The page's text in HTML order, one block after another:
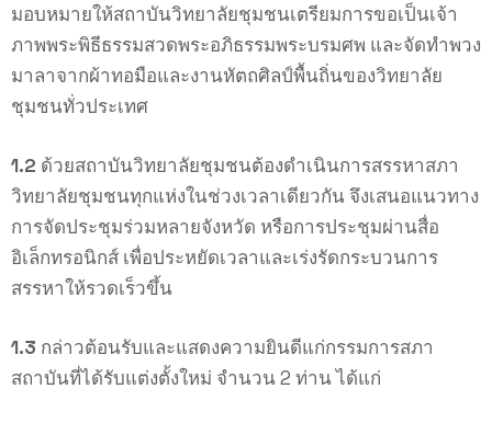
มอบหมายให้สถาบันวิทยาลัยชุมชนเตรียมการขอเป็นเจ้า
ภาพพระพิธีธรรมสวดพระอภิธรรมพระบรมศพ และจัดทำพวง
มาลาจากผ้าทอมือและงานหัตถศิลป์พื้นถิ่นของวิทยาลัย
ชุมชนทั่วประเทศ
1.2 ด้วยสถาบันวิทยาลัยชุมชนต้องดำเนินการสรรหาสภา
วิทยาลัยชุมชนทุกแห่งในช่วงเวลาเดียวกัน จึงเสนอแนวทาง
การจัดประชุมร่วมหลายจังหวัด หรือการประชุมผ่านสื่อ
อิเล็กทรอนิกส์ เพื่อประหยัดเวลาและเร่งรัดกระบวนการ
สรรหาให้รวดเร็วขึ้น
1.3 กล่าวต้อนรับและแสดงความยินดีแก่กรรมการสภา
สถาบันที่ได้รับแต่งตั้งใหม่ จำนวน 2 ท่าน ได้แก่